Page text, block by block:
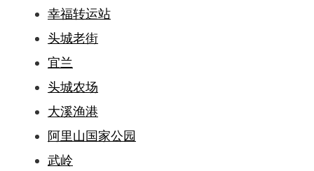
幸福转运站
头城老街
宜兰
头城农场
大溪渔港
阿里山国家公园
武岭